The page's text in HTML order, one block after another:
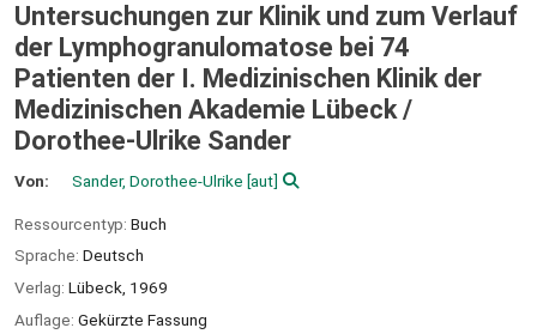
Untersuchungen zur Klinik und zum Verlauf
der Lymphogranulomatose bei 74
Patienten der I. Medizinischen Klinik der
Medizinischen Akademie Lübeck /
Dorothee-Ulrike Sander
Von: Sander, Dorothee-Ulrike [aut]
Ressourcentyp: Buch
Sprache: Deutsch
Verlag: Lübeck, 1969
Auflage: Gekürzte Fassung